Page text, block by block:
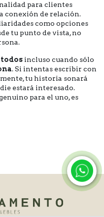
para clientes
conexión de relación.
como opciones
tu punto de vista, no
incluso cuando sólo
. Si intentas escribir con
tu historia sonará
estará interesado.
para el uno, es